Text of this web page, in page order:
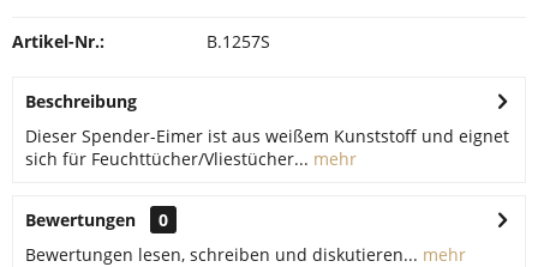
Artikel-Nr.: B.1257S
Beschreibung
Dieser Spender-Eimer ist aus weißem Kunststoff und eignet
sich für Feuchttücher/Vliestücher... mehr
Bewertungen
0
Bewertungen lesen, schreiben und diskutieren... mehr